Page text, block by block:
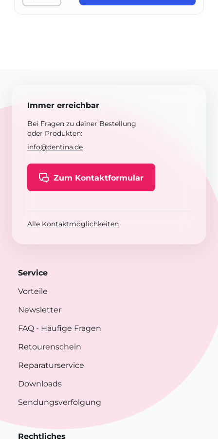
Immer erreichbar
Bei Fragen zu deiner Bestellung
oder Produkten:
info@dentina.de
Zum Kontaktformular
Alle Kontaktmöglichkeiten
Service
Vorteile
Newsletter
FAQ - Häufige Fragen
Retourenschein
Reparaturservice
Downloads
Sendungsverfolgung
Rechtliches